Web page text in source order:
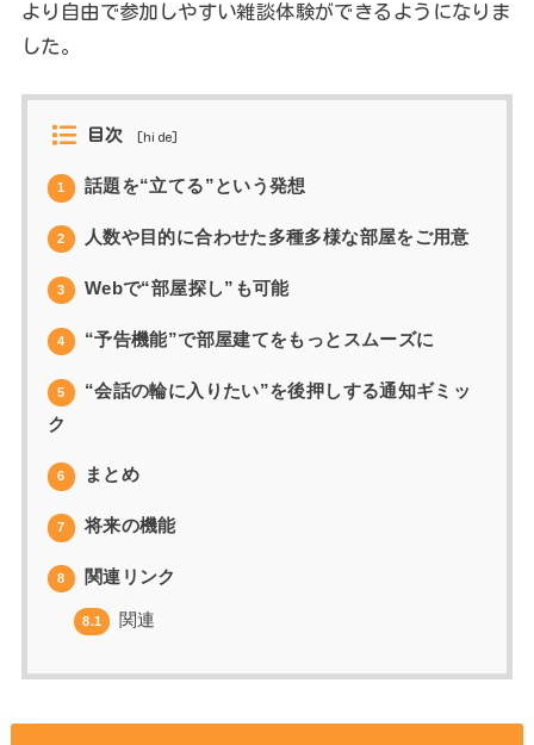
より自由で参加しやすい雑談体験ができるようになりま
した。
目次 hide
1 話題を“立てる”という発想
2 人数や目的に合わせた多種多様な部屋をご用意
3 Webで“部屋探し”も可能
4 “予告機能”で部屋建てをもっとスムーズに
5
“会話の輪に入りたい”を後押しする通知ギミッ
ク
6 まとめ
7 将来の機能
8 関連リンク
8.1 関連